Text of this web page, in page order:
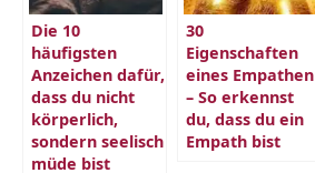
Die 10
häufigsten
Anzeichen dafür,
dass du nicht
körperlich,
sondern seelisch
müde bist
30
Eigenschaften
eines Empathen
– So erkennst
du, dass du ein
Empath bist